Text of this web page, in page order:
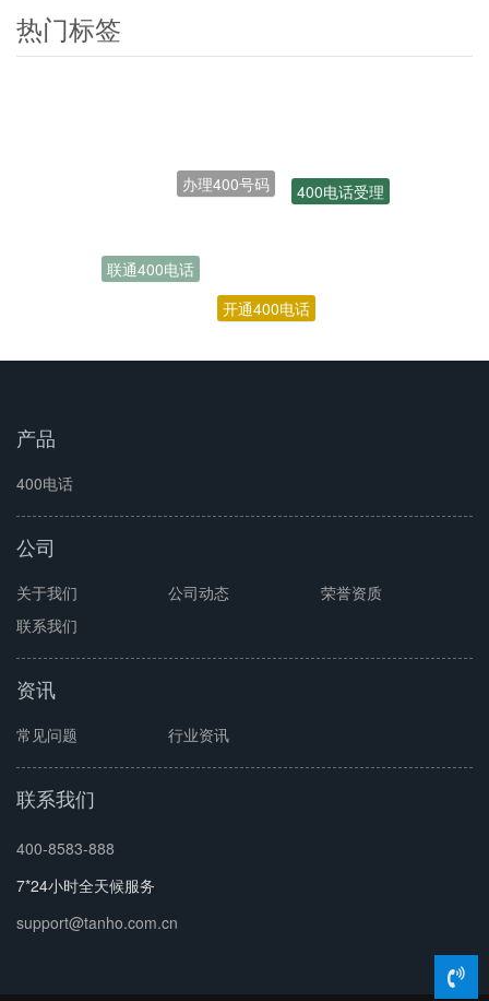
热门标签
开通400电话
联通400电话
400电话受理
产品
400电话
公司
关于我们 公司动态
荣誉资质
联系我们
资讯
常见问题 行业资讯
联系我们
400-8583-888
7*24小时全天候服务
support@tanho.com.cn